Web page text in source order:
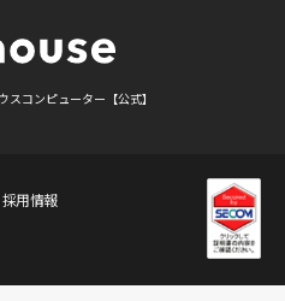
スコンピューター【公式】
採用情報